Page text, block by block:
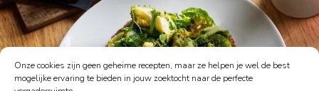
Onze cookies zijn geen geheime recepten, maar ze helpen je wel de best
mogelijke ervaring te bieden in jouw zoektocht naar de perfecte